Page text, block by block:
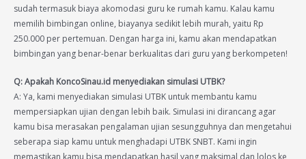
sudah termasuk biaya akomodasi guru ke rumah kamu. Kalau kamu
memilih bimbingan online, biayanya sedikit lebih murah, yaitu Rp
250.000 per pertemuan. Dengan harga ini, kamu akan mendapatkan
bimbingan yang benar-benar berkualitas dari guru yang berkompeten!
Q: Apakah KoncoSinau.id menyediakan simulasi UTBK?
A: Ya, kami menyediakan simulasi UTBK untuk membantu kamu
mempersiapkan ujian dengan lebih baik. Simulasi ini dirancang agar
kamu bisa merasakan pengalaman ujian sesungguhnya dan mengetahui
seberapa siap kamu untuk menghadapi UTBK SNBT. Kami ingin
memastikan kamu bisa mendapatkan hasil yang maksimal dan lolos ke